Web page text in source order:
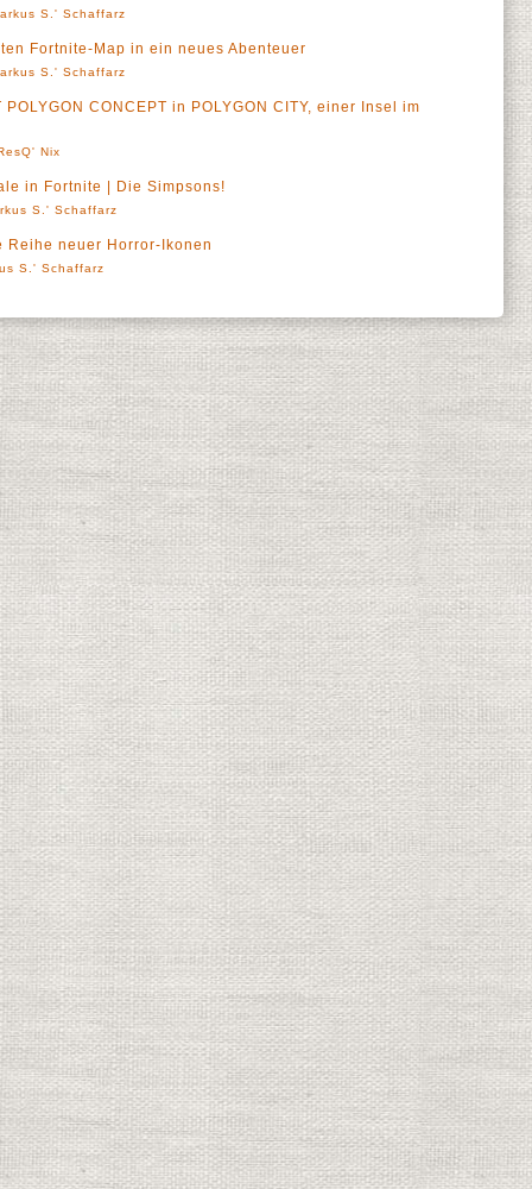
S.' Schaffarz
Fortnite-Map in ein neues Abenteuer
S.' Schaffarz
CONCEPT in POLYGON CITY, einer Insel im
Nix
in Fortnite | Die Simpsons!
S.' Schaffarz
Reihe neuer Horror-Ikonen
S.' Schaffarz